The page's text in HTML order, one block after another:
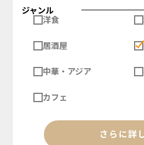
ジャンル
洋食
居酒屋
中華・アジア
カフェ
さらに詳